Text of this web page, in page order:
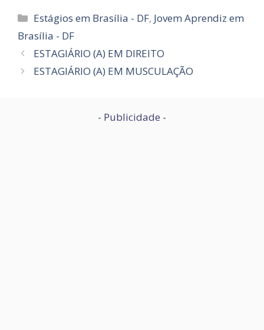
Categorias
Estágios em Brasília - DF, Jovem Aprendiz em
Brasília - DF
ESTAGIÁRIO (A) EM DIREITO
ESTAGIÁRIO (A) EM MUSCULAÇÃO
- Publicidade -